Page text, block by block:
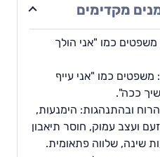
מקדימים
משפטים כמו "אני הולך
משפטים כמו "אני עייף
ככה".
הרוח ובהתנהגות: הימנעות,
ועצב עמוק, חוסר תיאבון
שינה, שלווה פתאומית.